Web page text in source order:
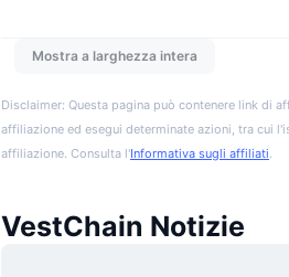
Mostra a larghezza intera
Disclaimer: Questa pagina può contenere link di
affiliazione ed esegui determinate azioni, tra cui
affiliazione. Consulta l'Informativa sugli affiliati.
VestChain Notizie